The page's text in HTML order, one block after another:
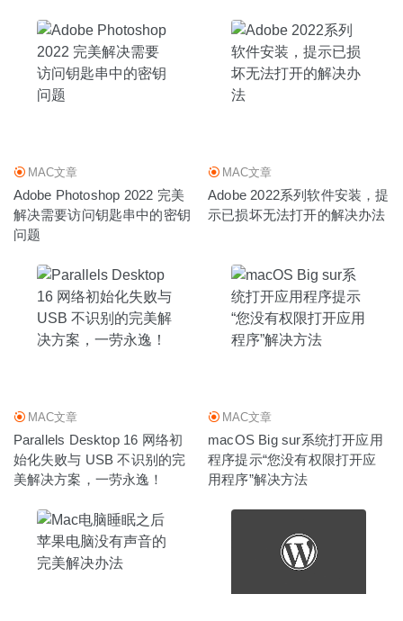
MAC文章
Adobe Photoshop 2022 完美
解决需要访问钥匙串中的密钥
问题
MAC文章
Adobe 2022系列软件安装，提
示已损坏无法打开的解决办法
MAC文章
Parallels Desktop 16 网络初
始化失败与 USB 不识别的完
美解决方案，一劳永逸！
MAC文章
macOS Big sur系统打开应用
程序提示“您没有权限打开应
用程序”解决方法